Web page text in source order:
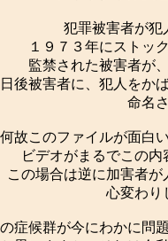
犯罪被害者が犯
１９７３年にストッ
監禁された被害者が
後被害者に、犯人をか
命名
このファイルが面白い
ビデオがまるでこの内
この場合は逆に加害者が
心変わり
候群が今にわかに問題